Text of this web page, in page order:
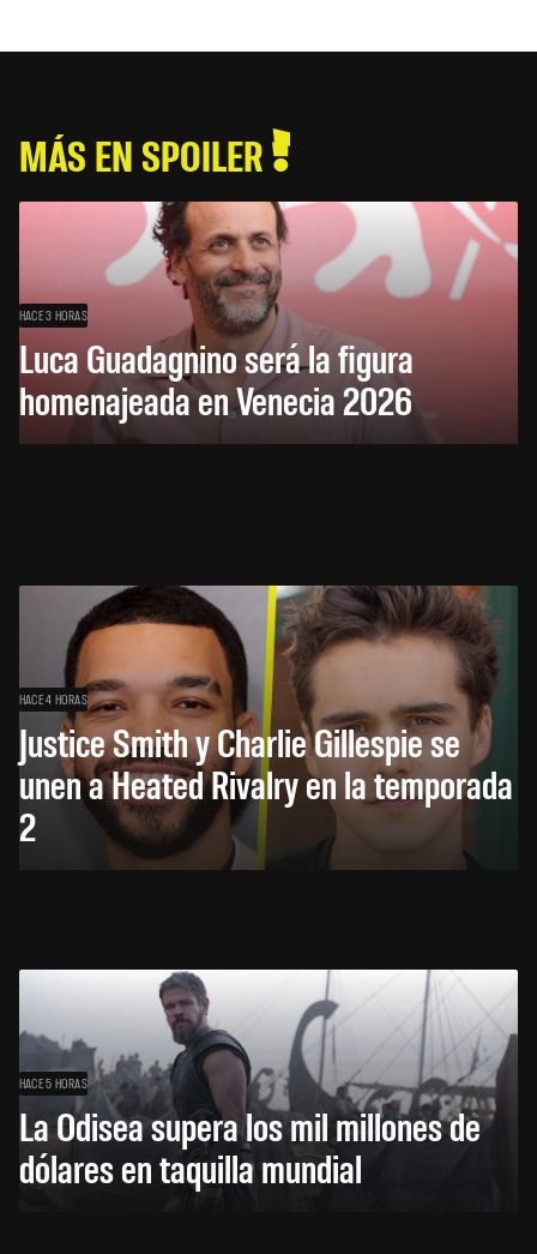
MÁS EN SPOILER
HACE 3 HORAS
Luca Guadagnino será la figura
homenajeada en Venecia 2026
HACE 4 HORAS
Justice Smith y Charlie Gillespie se
unen a Heated Rivalry en la temporada
2
HACE 5 HORAS
La Odisea supera los mil millones de
dólares en taquilla mundial